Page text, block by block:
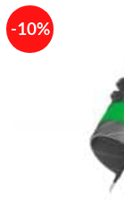
-10%